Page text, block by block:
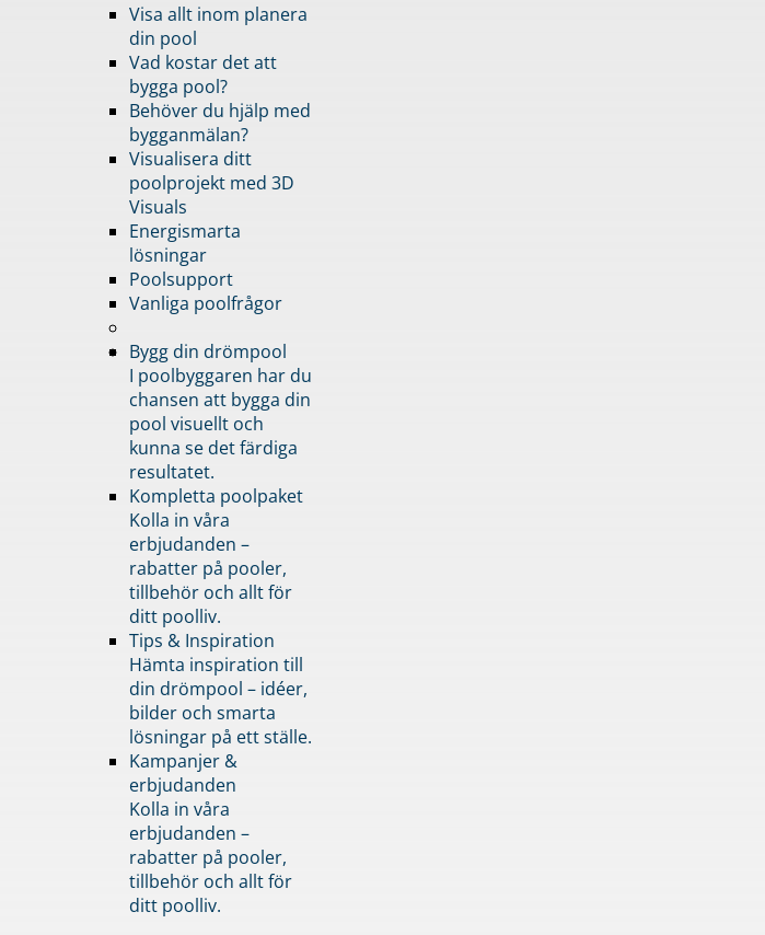
Visa allt inom planera
din pool
Vad kostar det att
bygga pool?
Behöver du hjälp med
bygganmälan?
Visualisera ditt
poolprojekt med 3D
Visuals
Energismarta
lösningar
Poolsupport
Vanliga poolfrågor
Bygg din drömpool
I poolbyggaren har du
chansen att bygga din
pool visuellt och
kunna se det färdiga
resultatet.
Kompletta poolpaket
Kolla in våra
erbjudanden –
rabatter på pooler,
tillbehör och allt för
ditt poolliv.
Tips & Inspiration
Hämta inspiration till
din drömpool – idéer,
bilder och smarta
lösningar på ett ställe.
Kampanjer &
erbjudanden
Kolla in våra
erbjudanden –
rabatter på pooler,
tillbehör och allt för
ditt poolliv.